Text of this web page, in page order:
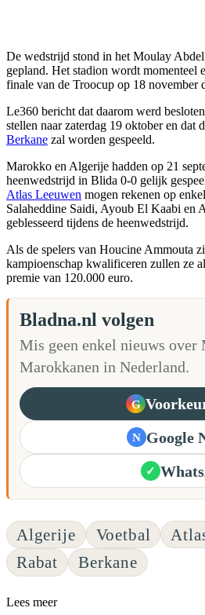
De wedstrijd stond in het Moulay
gepland. Het stadion wordt momenteel
finale van de Troocup op 18 november
Le360 bericht dat daarom werd
stellen naar zaterdag 19 oktober en dat
Berkane zal worden gespeeld.
Marokko en Algerije hadden op 21
heenwedstrijd in Blida 0-0 gelijk
Atlas Leeuwen mogen rekenen op
Salaheddine Saidi, Ayoub El Kaabi en
geblesseerd tijdens de heenwedstrijd.
Als de spelers van Houcine Ammouta
kampioenschap kwalificeren zullen ze
premie van 120.000 euro.
Bladna.nl volgen
Mis geen enkel nieuws over
Marokkanen in Nederland.
G
N Google
✓
Algerije Voetbal
Rabat
Berkane
Lees meer